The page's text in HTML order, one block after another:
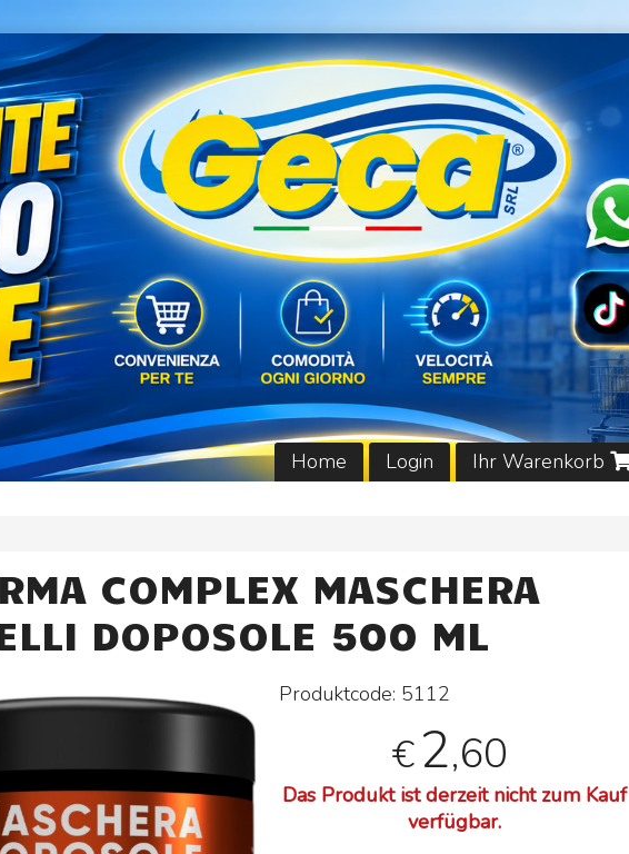
Home Login Ihr Warenkorb
COMPLEX MASCHERA
DOPOSOLE 500 ML
Produktcode: 5112
€2,60
Das Produkt ist derzeit nicht zum Kauf
verfügbar.